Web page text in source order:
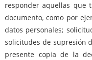
responder aquellas que
documento, como por
datos personales;
solicitudes de supresión
presente copia de la